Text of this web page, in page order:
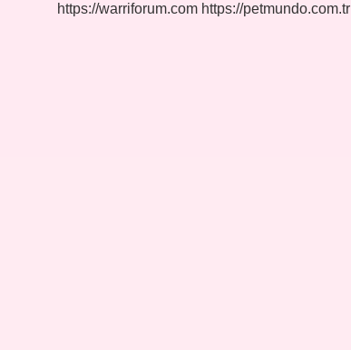
https://warriforum.com https://petmundo.com.tr